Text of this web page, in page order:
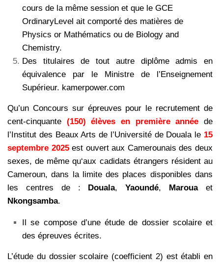
cours de la même session et que le GCE
OrdinaryLevel ait comporté des matières de
Physics or Mathématics ou de Biology and
Chemistry.
Des titulaires de tout autre diplôme admis en
équivalence par le Ministre de l’Enseignement
Supérieur. kamerpower.com
Qu’un Concours sur épreuves pour le recrutement de
cent-cinquante (150) élèves en première année de
l’Institut des Beaux Arts de l’Université de Douala le 15
septembre 2025est ouvert aux Camerounais des deux
sexes, de même qu‘aux cadidats étrangers résident au
Cameroun, dans la limite des places disponibles dans
les centres de : Douala,Yaoundé, Marouaet
Nkongsamba.
Il se compose d’une étude de dossier scolaire et
des épreuves écrites.
L’étude du dossier scolaire (coefficient 2) est établi en